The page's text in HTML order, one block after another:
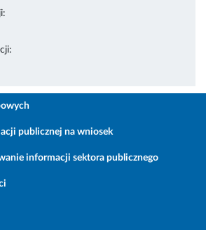
publicznej na wniosek
informacji sektora publicznego